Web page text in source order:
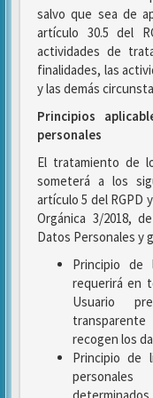
salvo que sea de
artículo 30.5 del
actividades de
finalidades, las
y las demás
Principios
personales
El tratamiento de
someterá a los
artículo 5 del RGPD
Orgánica 3/2018,
Datos Personales y
Principio de
requerirá en
Usuario
recogen los
Principio de